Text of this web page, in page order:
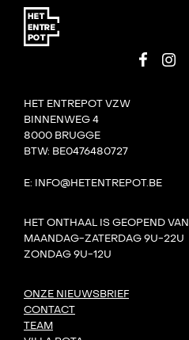
HET ENTREPOT VZW
BINNENWEG 4
8000 BRUGGE
BTW: BE0476480727
E: INFO@HETENTREPOT.BE
HET ONTHAAL IS GEOPEND VAN
MAANDAG-ZATERDAG 9U-22U
ZONDAG 9U-12U
ONZE NIEUWSBRIEF
CONTACT
TEAM